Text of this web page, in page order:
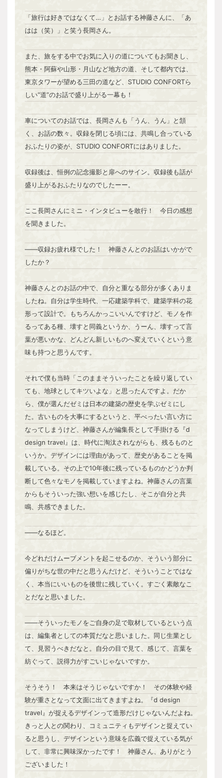
「旅行は好きではなくて…」とお話する神藤さんに、「あ
はは（笑）」と笑う長岡さん。
また、旅をする中でお気に入りの道についてもお聞きし、
熊本・阿蘇や山形・月山など地方の道、そして都内では、
東京タワーが望める三田の道など、STUDIO CONFORTら
しい“道”のお話で盛り上がる一幕も！
車についてのお話では、長岡さんも「うん、うん」と頷
く、お話の数々。収録を閉じる頃には、共鳴し合っている
おふたりの姿が、STUDIO CONFORTにはありました。
収録後は、恒例の記念撮影と扉へのサイン。収録後も話が
盛り上がるおふたりなのでしたーー。
ここ長岡さんにミニ・インタビューを敢行！ 今日の感想
を聞きました。
――収録お疲れ様でした！ 神藤さんとのお話はいかがで
したか？
神藤さんとのお話の中で、自分と重なる部分が多くありま
したね。自分は学生時代、一応建築学科で、建築学科の花
形って設計で。もちろんかっこいいんですけど、モノを作
るってある種、壊すと同義というか、うーん、壊すって言
葉が悪いかな、どんどん新しいものへ変えていくという意
味も持つと思うんです。
それで僕も当時「このままそういったことを繰り返してい
ても、地球としてキツいよな」と思ったんですよ。だか
ら、僕が選んだゼミは日本の建築の歴史を学ぶゼミにし
た。古いものを大事にするというと、平べったい言い方に
なってしまうけど、神藤さんが編集長として手掛ける『d
design travel』は、時代に淘汰されながらも、残るものと
いうか。デザインには理由があって、歴史があることを掲
載している。その上で10年後に残っているものかどうか判
断して色々なモノを掲載していますよね。神藤さんの言葉
からもそういった強い想いを感じたし、そこが自分と共
鳴、共感できました。
――なるほど。
今どれだけムーブメントを起こせるのか、そういう部分に
偏りがちな世の中だと思うんだけど、そういうことではな
く、本当にいいものを後世に残していく。すごく素敵なこ
とだなと思いました。
――そういったモノをご自身の足で取材しているという点
は、編集者としての本質だなと思いました。同じ生業とし
て、見習うべきだなと。自分の目で見て、感じて、言葉を
紡ぐって、説得力がすごいじゃないですか。
そうそう！ 本来はそうじゃないですか！ その体験や経
験が重さとなって文面に出てきますよね。『d design
travel』が捉えるデザインって造形だけじゃないんだよね。
きっと人との関わり、コミュニティもデザインと捉えてい
ると思うし、デザインという意味を広義で捉えている気が
して、非常に興味深かったです！ 神藤さん、ありがとう
ございました！